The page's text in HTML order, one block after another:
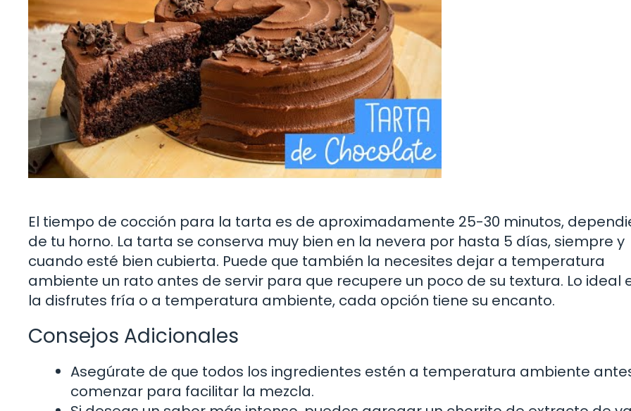
El tiempo de cocción para la tarta es de aproximadamente 25-30 minutos,
de tu horno. La tarta se conserva muy bien en la nevera por hasta 5 días, siempre y
cuando esté bien cubierta. Puede que también la necesites dejar a temperatura
ambiente un rato antes de servir para que recupere un poco de su textura. Lo ideal
la disfrutes fría o a temperatura ambiente, cada opción tiene su encanto.
Consejos Adicionales
Asegúrate de que todos los ingredientes estén a temperatura ambiente
comenzar para facilitar la mezcla.